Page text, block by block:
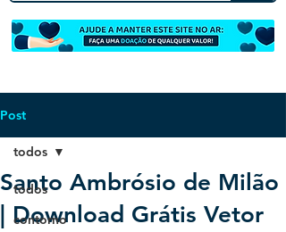
Post
todos
contorno
todos
Santo Ambrósio de Milão
| Download Grátis Vetor